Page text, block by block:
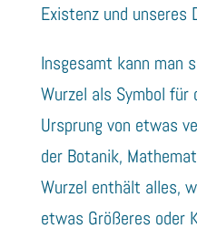
Existenz und unseres
Insgesamt kann man
Wurzel als Symbol für
Ursprung von etwas
der Botanik,
Wurzel enthält alles,
etwas Größeres oder